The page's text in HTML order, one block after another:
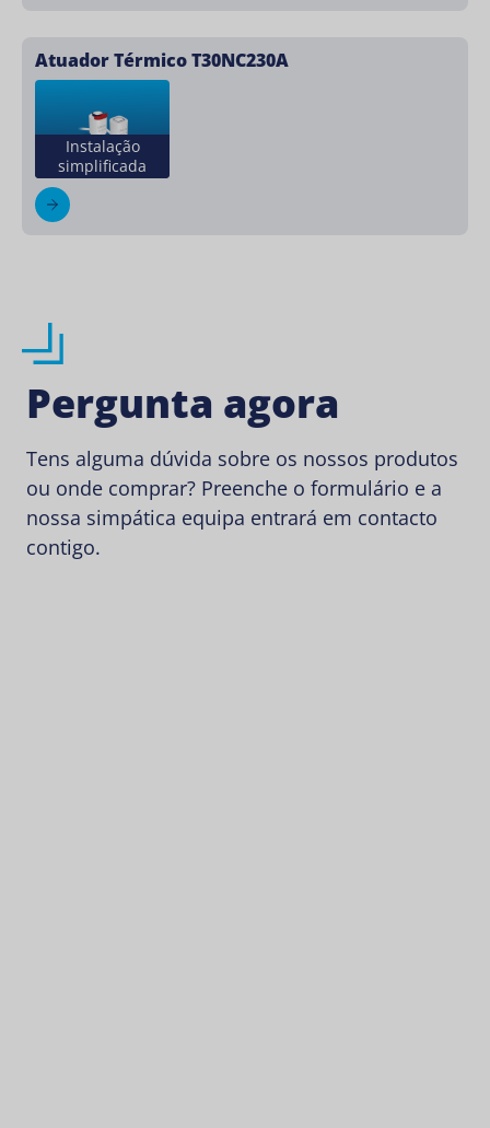
Atuador Térmico T30NC230A
Instalação
simplificada
Pergunta agora
Tens alguma dúvida sobre os nossos produtos
ou onde comprar? Preenche o formulário e a
nossa simpática equipa entrará em contacto
contigo.